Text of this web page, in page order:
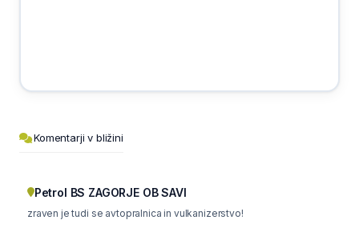
Komentarji v bližini
Petrol BS ZAGORJE OB SAVI
zraven je tudi se avtopralnica in vulkanizerstvo!